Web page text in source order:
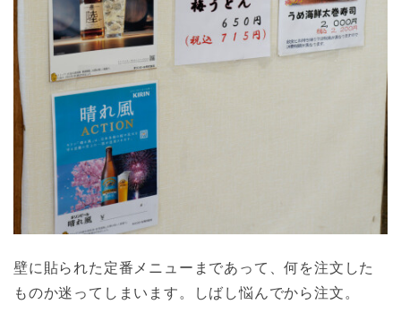
壁に貼られた定番メニューまであって、何を注文した
ものか迷ってしまいます。しばし悩んでから注文。